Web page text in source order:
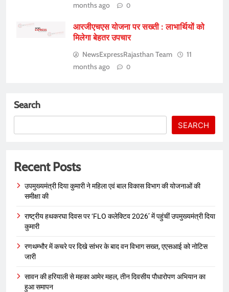
months ago
0
आरजीएचएस योजना पर सख्ती : लाभार्थियों को
मिलेगा बेहतर उपचार
NewsExpressRajasthan Team
11
months ago
0
Search
SEARCH
Recent Posts
उपमुख्यमंत्री दिया कुमारी ने महिला एवं बाल विकास विभाग की योजनाओं की
समीक्षा की
राष्ट्रीय हथकरघा दिवस पर ‘FLO कलेक्टिव 2026’ में पहुंचीं उपमुख्यमंत्री दिया
कुमारी
रणथम्भौर में कचरे पर दिखे सांभर के बाद वन विभाग सख्त, एएसआई को नोटिस
जारी
सावन की हरियाली से महका आमेर महल, तीन दिवसीय पौधारोपण अभियान का
हुआ समापन